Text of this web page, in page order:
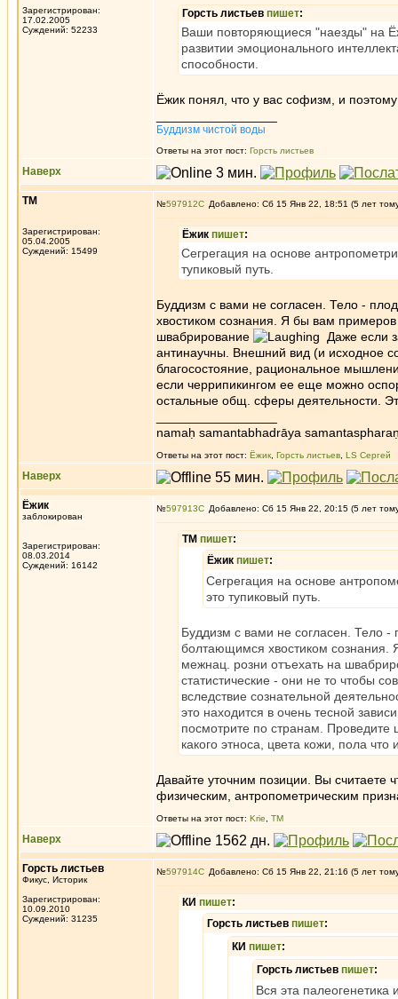
Зарегистрирован:
17.02.2005
Суждений: 52233
Горсть листьев пишет:
Ваши повторяющиеся "наезды" на
развитии эмоционального
способности.
Ёжик понял, что у вас софизм, и
Буддизм чистой воды
Ответы на этот пост: Горсть листьев
Наверх
ТМ
Зарегистрирован:
05.04.2005
Суждений: 15499
№597912 Добавлено: Сб 15 Янв 22, 18:51 (5 лет
Ёжик пишет:
Сегрегация на основе
тупиковый путь.
Буддизм с вами не согласен. Тело -
хвостиком сознания. Я бы вам
швабрирование
Даже если
антинаучны. Внешний вид (и исходное
благосостояние, рациональное
если черрипикингом ее еще можно
остальные общ. сферы деятельности.
namaḥ samantabhadrāya
Ответы на этот пост: Ёжик Горсть листьев LS Сергей
Наверх
Ёжик
заблокирован
Зарегистрирован:
08.03.2014
Суждений: 16142
№597913 Добавлено: Сб 15 Янв 22, 20:15 (5 лет
ТМ пишет:
Ёжик пишет:
Сегрегация на основе
это тупиковый путь.
Буддизм с вами не согласен. Тело
болтающимся хвостиком сознания.
межнац. розни отъехать на
статистические - они не то чтобы
вследствие сознательной
это находится в очень тесной
посмотрите по странам.
какого этноса, цвета кожи, пола что
Давайте уточним позиции. Вы считаете
физическим, антропометрическим
Ответы на этот пост: Krie ТМ
Наверх
Горсть листьев
Фикус, Историк
Зарегистрирован:
10.09.2010
Суждений: 31235
№597914 Добавлено: Сб 15 Янв 22, 21:16 (5 лет
КИ пишет:
Горсть листьев пишет:
КИ пишет:
Горсть листьев пишет:
Вся эта палеогенетика